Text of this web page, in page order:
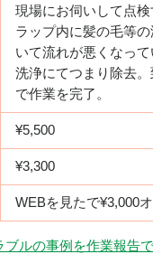
現場にお伺いして点
ラップ内に髪の毛等
いて流れが悪くなっ
洗浄にてつまり除去
で作業を完了。
¥5,500
¥3,300
WEBを見たで¥3,000
ブルの事例を作業報告